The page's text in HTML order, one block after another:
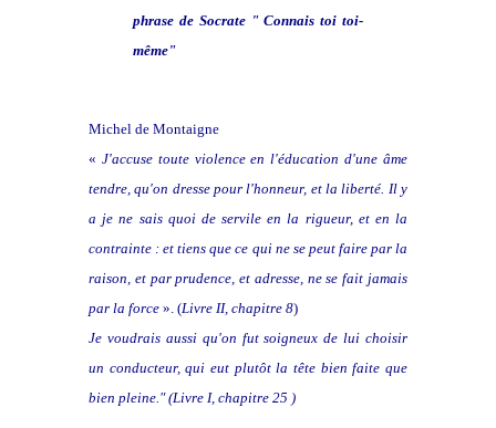
phrase de Socrate " Connais toi toi-
même"
Michel de Montaigne
« J'accuse toute violence en l'éducation d'une âme
tendre, qu'on dresse pour l'honneur, et la liberté. Il y
a je ne sais quoi de servile en la rigueur, et en la
contrainte : et tiens que ce qui ne se peut faire par la
raison, et par prudence, et adresse, ne se fait jamais
par la force ». (Livre II, chapitre 8)
Je voudrais aussi qu'on fut soigneux de lui choisir
un conducteur, qui eut plutôt la tête bien faite que
bien pleine." (Livre I, chapitre 25 )